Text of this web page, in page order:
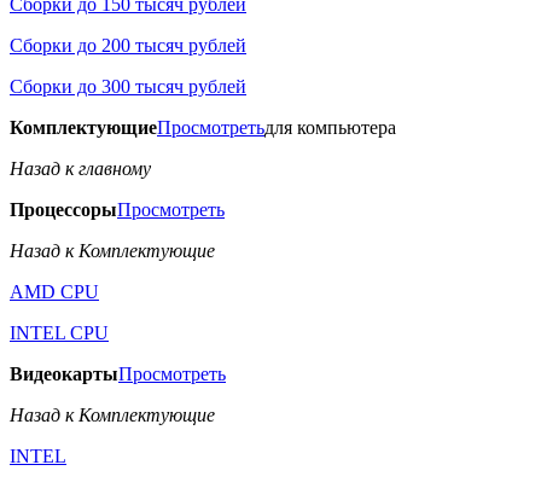
Сборки до 150 тысяч рублей
Сборки до 200 тысяч рублей
Сборки до 300 тысяч рублей
КомплектующиеПросмотретьдля компьютера
Назад к главному
ПроцессорыПросмотреть
Назад к Комплектующие
AMD CPU
INTEL CPU
ВидеокартыПросмотреть
Назад к Комплектующие
INTEL